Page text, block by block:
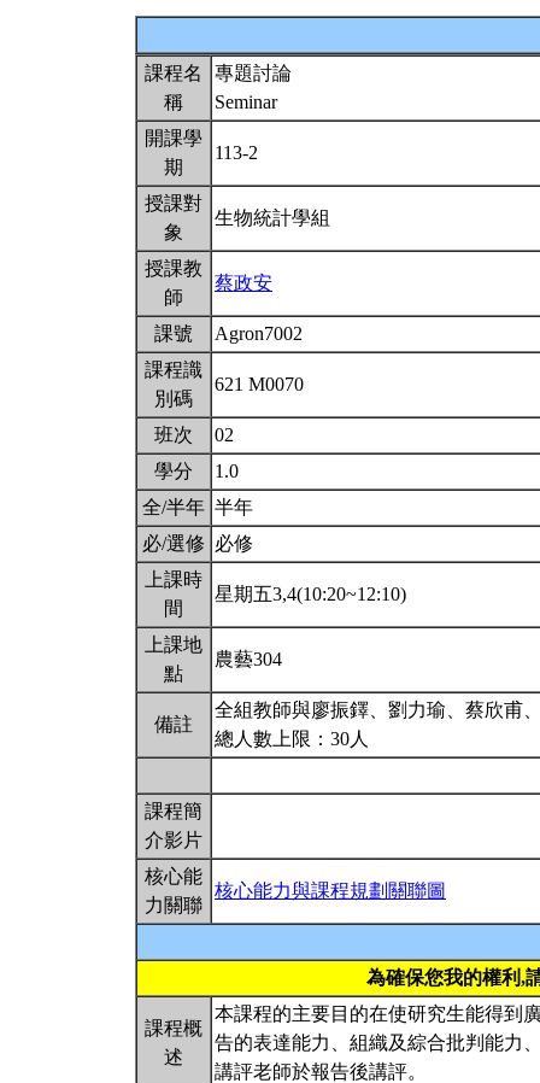
課程名
稱
專題討論
Seminar
開課學
期
113-2
授課對
象
生物統計學組
授課教
師
蔡政安
課號
Agron7002
課程識
別碼
621 M0070
班次
02
學分
1.0
全/半年 半年
必/選修 必修
上課時
間
星期五3,4(10:20~12:10)
上課地
點
農藝304
備註
全組教師與廖振鐸、劉力瑜、蔡欣甫
總人數上限：30人
課程簡
介影片
核心能
力關聯
核心能力與課程規劃關聯圖
為確保您我的權利,
課程概
述
本課程的主要目的在使研究生能得到
告的表達能力、組織及綜合批判能力
講評老師於報告後講評。